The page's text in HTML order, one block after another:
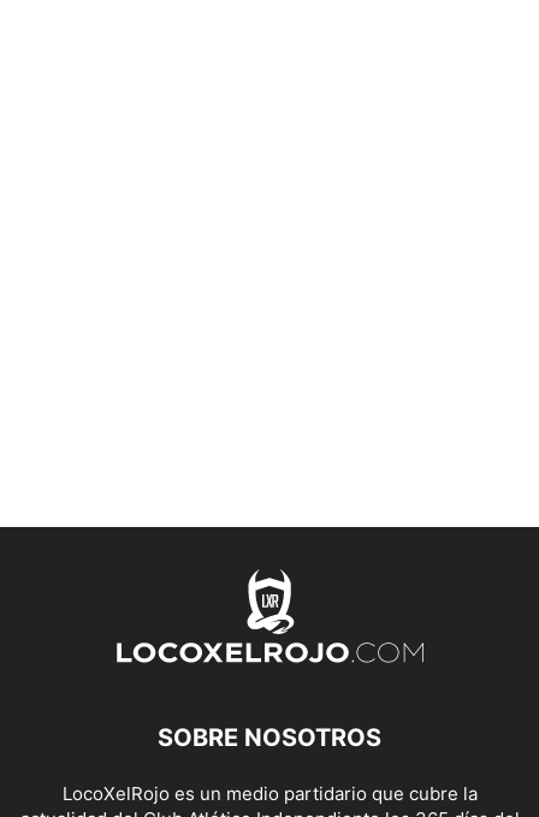
SOBRE NOSOTROS
LocoXelRojo es un medio partidario que cubre la